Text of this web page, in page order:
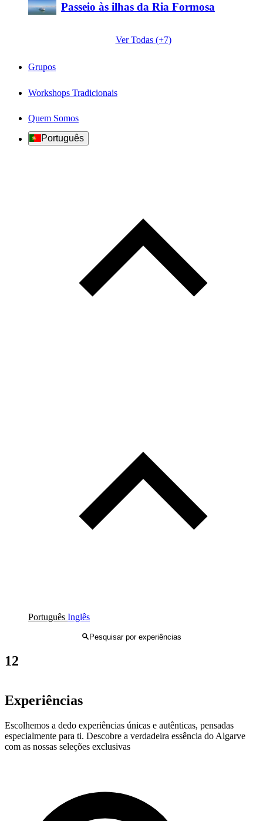
Passeio às ilhas da Ria Formosa
Ver Todas (+7)
Grupos
Workshops Tradicionais
Quem Somos
Português
Português Inglês
Pesquisar por experiências
Experiências
Escolhemos a dedo experiências únicas e autênticas, pensadas
especialmente para ti. Descobre a verdadeira essência do Algarve
com as nossas seleções exclusivas
12